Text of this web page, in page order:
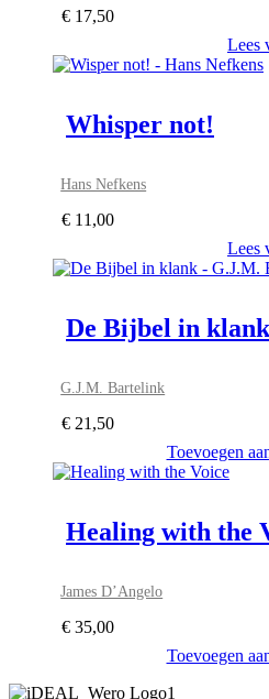
€ 17,50
Lees
Whisper not!
Hans Nefkens
€ 11,00
Lees
De Bijbel in klank
G.J.M. Bartelink
€ 21,50
Toevoegen
Healing with the
James D’Angelo
€ 35,00
Toevoegen